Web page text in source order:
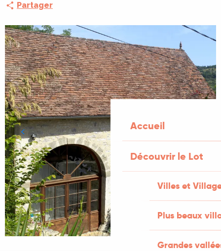
Accueil
Découvrir le Lot
Villes et
Plus beaux
Grandes
Partager